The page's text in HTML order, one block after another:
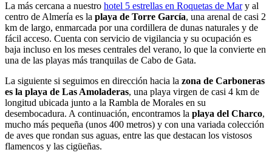
La más cercana a nuestro hotel 5 estrellas en Roquetas de Mary al
centro de Almería es la playa de Torre García, una arenal de casi 2
km de largo, enmarcada por una cordillera de dunas naturales y de
fácil acceso. Cuenta con servicio de vigilancia y su ocupación es
baja incluso en los meses centrales del verano, lo que la convierte en
una de las playas más tranquilas de Cabo de Gata.
La siguiente si seguimos en dirección hacia la zona de Carboneras
es la playa de Las Amoladeras, una playa virgen de casi 4 km de
longitud ubicada junto a la Rambla de Morales en su
desembocadura. A continuación, encontramos la playa del Charco,
mucho más pequeña (unos 400 metros) y con una variada colección
de aves que rondan sus aguas, entre las que destacan los vistosos
flamencos y las cigüeñas.